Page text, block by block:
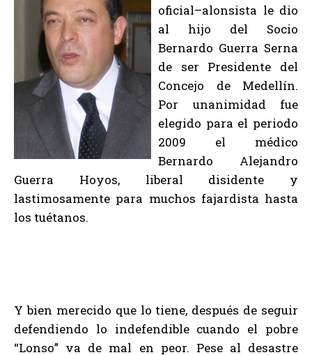
oficial–alonsista le dio
al hijo del Socio
Bernardo Guerra Serna
de ser Presidente del
Concejo de Medellín.
Por unanimidad fue
elegido para el periodo
2009 el médico
Bernardo Alejandro
Guerra Hoyos, liberal disidente y
lastimosamente para muchos fajardista hasta
los tuétanos.
Y bien merecido que lo tiene, después de seguir
defendiendo lo indefendible cuando el pobre
“Lonso” va de mal en peor. Pese al desastre